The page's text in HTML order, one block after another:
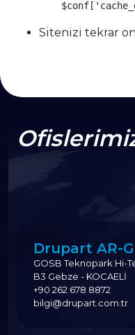
Sitenizi tekrar
Drupart AR-
GOSB Teknopark Hi-
B3 Gebze - KOCAELİ
+90 262 678 8872
bilgi@drupart.com.tr